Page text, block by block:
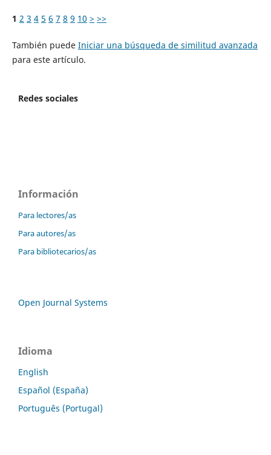
1 2 3 4 5 6 7 8 9 10 > >>
También puede Iniciar una búsqueda de similitud avanzada
para este artículo.
Redes sociales
Información
Para lectores/as
Para autores/as
Para bibliotecarios/as
Open Journal Systems
Idioma
English
Español (España)
Português (Portugal)